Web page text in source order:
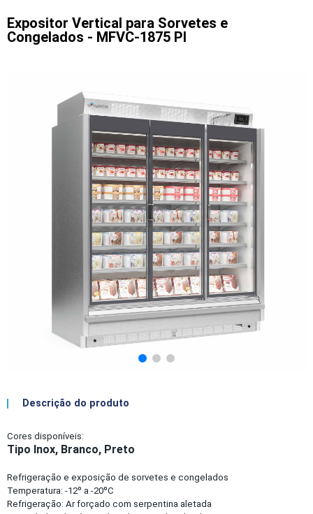
Expositor Vertical para Sorvetes e
Congelados - MFVC-1875 PI
Descrição do produto
Cores disponíveis:
Tipo Inox, Branco, Preto
Refrigeração e exposição de sorvetes e congelados
Temperatura: -12º a -20ºC
Refrigeração: Ar forçado com serpentina aletada